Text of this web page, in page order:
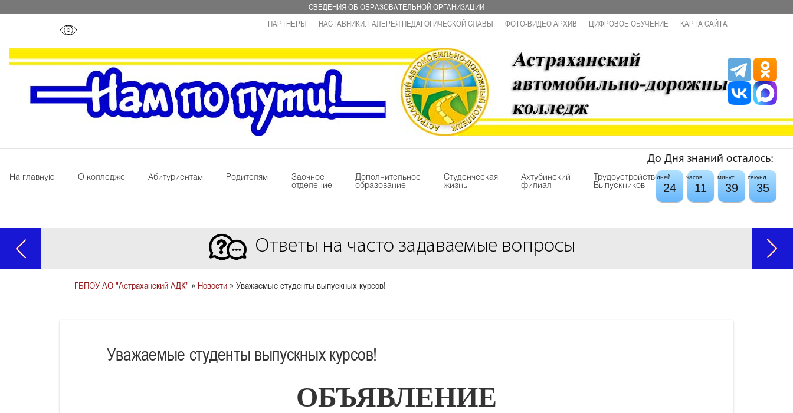
СВЕДЕНИЯ ОБ ОБРАЗОВАТЕЛЬНОЙ ОРГАНИЗАЦИИ
ПАРТНЕРЫ
НАСТАВНИКИ. ГАЛЕРЕЯ ПЕДАГОГИЧЕСКОЙ СЛАВЫ ФОТО-ВИДЕО АРХИВ ЦИФРОВОЕ ОБУЧЕНИЕ КАРТА САЙТА
На главную О колледже Абитуриентам Родителям
Заочное
отделение
Дополнительное
образование
Студенческая
жизнь
Ахтубинский
филиал
Трудоустройство
Выпускников
До Дня знаний осталось:
дней часов минут секунд
24 11 39 34
Ответы на часто задаваемые вопросы
ГБПОУ АО "Астраханский АДК" » Новости» Уважаемые студенты выпускных курсов!
Уважаемые студенты выпускных курсов!
ОБЪЯВЛЕНИЕ